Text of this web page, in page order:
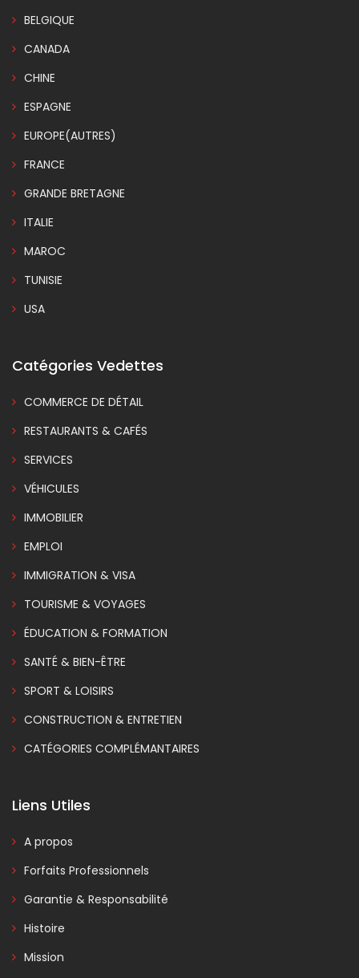
BELGIQUE
CANADA
CHINE
ESPAGNE
EUROPE(AUTRES)
FRANCE
GRANDE BRETAGNE
ITALIE
MAROC
TUNISIE
USA
Catégories Vedettes
COMMERCE DE DÉTAIL
RESTAURANTS & CAFÉS
SERVICES
VÉHICULES
IMMOBILIER
EMPLOI
IMMIGRATION & VISA
TOURISME & VOYAGES
ÉDUCATION & FORMATION
SANTÉ & BIEN-ÊTRE
SPORT & LOISIRS
CONSTRUCTION & ENTRETIEN
CATÉGORIES COMPLÉMANTAIRES
Liens Utiles
A propos
Forfaits Professionnels
Garantie & Responsabilité
Histoire
Mission